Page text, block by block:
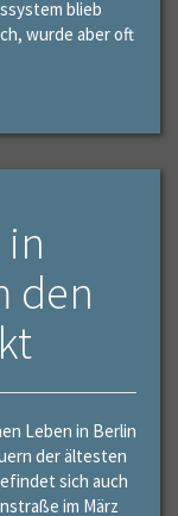
blieb
wurde aber oft
den
Leben in Berlin
der ältesten
sich auch
im März